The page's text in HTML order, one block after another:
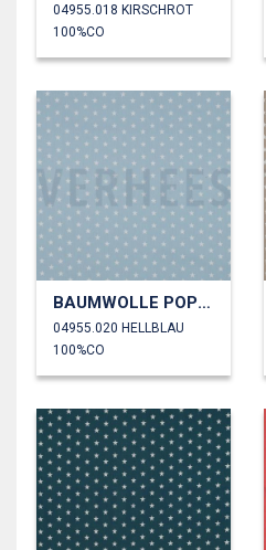
04955.018 KIRSCHROT
100%CO
BAUMWOLLE POPELINE KLEINE STERNE
04955.020 HELLBLAU
100%CO